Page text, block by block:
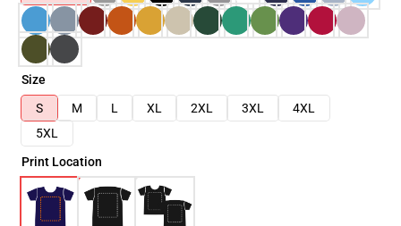
Size
S
M L XL 2XL 3XL
4XL
5XL
Print Location